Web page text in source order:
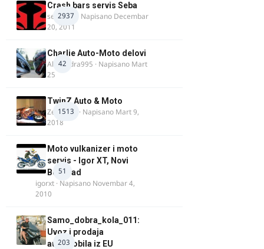
2937
Crash bars servis Seba
seba011 · Napisano Decembar
20, 2011
42
Charlie Auto-Moto delovi
Alexandra995 · Napisano Mart
25
1513
TwinZ Auto & Moto
Zeljkamp · Napisano Mart 9,
2018
51
Moto vulkanizer i moto
servis - Igor XT, Novi
Beograd
igorxt · Napisano Novembar 4,
2010
203
Samo_dobra_kola_011:
Uvoz i prodaja
automobila iz EU